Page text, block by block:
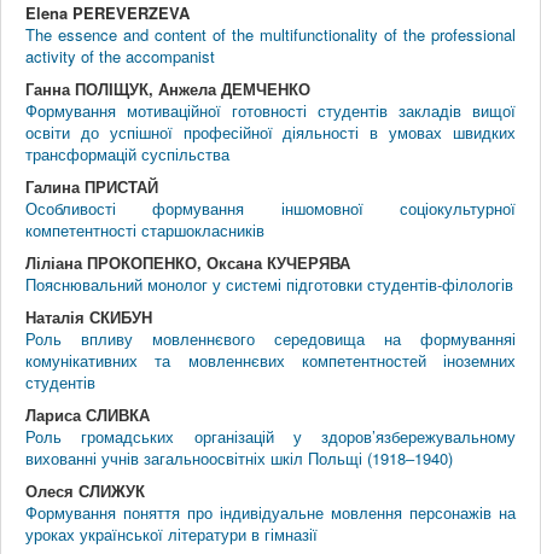
Elena PEREVERZEVA
The essence and content of the multifunctionality of the professional
activity of the accompanist
Ганна ПОЛІЩУК, Анжела ДЕМЧЕНКО
Формування мотиваційної готовності студентів закладів вищої
освіти до успішної професійної діяльності в умовах швидких
трансформацій суспільства
Галина ПРИСТАЙ
Особливості формування іншомовної соціокультурної
компетентності старшокласників
Ліліана ПРОКОПЕНКО, Оксана КУЧЕРЯВА
Пояснювальний монолог у системі підготовки студентів-філологів
Наталія СКИБУН
Роль впливу мовленнєвого середовища на формуванняі
комунікативних та мовленнєвих компетентностей іноземних
студентів
Лариса СЛИВКА
Роль громадських організацій у здоров’язбережувальному
вихованні учнів загальноосвітніх шкіл Польщі (1918‒1940)
Олеся СЛИЖУК
Формування поняття про індивідуальне мовлення персонажів на
уроках української літератури в гімназії